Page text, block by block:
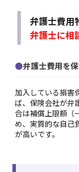
弁護士費用
弁護士に相
弁護士費用を
加入している損害
ば、保険会社が弁
合は補償上限額（
め、実質的な自己
が高いです。